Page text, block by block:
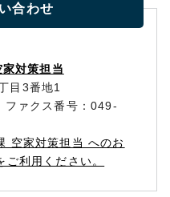
合わせ
対策担当
目3番地1
ァクス番号：049-
空家対策担当 へのお
利用ください。